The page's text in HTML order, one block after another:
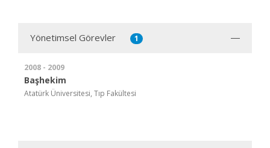
Yönetimsel Görevler 1
2008 - 2009
Başhekim
Atatürk Üniversitesi, Tıp Fakültesi